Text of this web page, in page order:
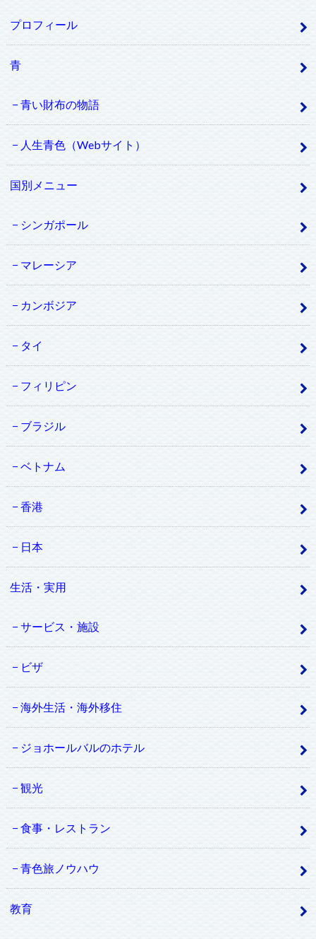
プロフィール
青
青い財布の物語
人生青色（Webサイト）
国別メニュー
シンガポール
マレーシア
カンボジア
タイ
フィリピン
ブラジル
ベトナム
香港
日本
生活・実用
サービス・施設
ビザ
海外生活・海外移住
ジョホールバルのホテル
観光
食事・レストラン
青色旅ノウハウ
教育